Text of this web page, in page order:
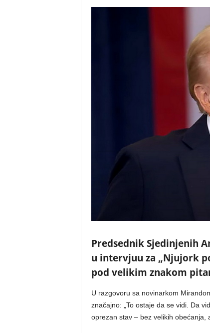
Predsednik Sjedinjenih
u intervjuu za „Njujork
pod velikim znakom
U razgovoru sa novinarkom
značajno: „To ostaje da se vidi. Da
oprezan stav – bez velikih obećanja,